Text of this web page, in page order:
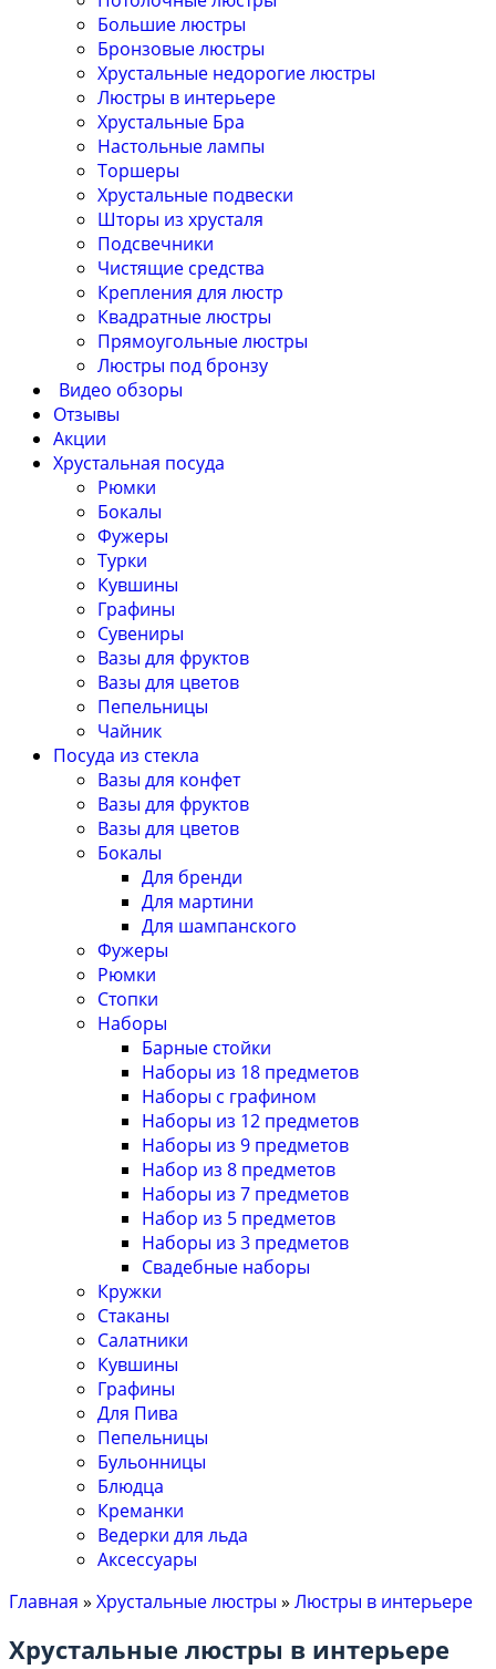
Большие люстры
Бронзовые люстры
Хрустальные недорогие люстры
Люстры в интерьере
Хрустальные Бра
Настольные лампы
Торшеры
Хрустальные подвески
Шторы из хрусталя
Подсвечники
Чистящие средства
Крепления для люстр
Квадратные люстры
Прямоугольные люстры
Люстры под бронзу
Видео обзоры
Отзывы
Акции
Хрустальная посуда
Рюмки
Бокалы
Фужеры
Турки
Кувшины
Графины
Сувениры
Вазы для фруктов
Вазы для цветов
Пепельницы
Чайник
Посуда из стекла
Вазы для конфет
Вазы для фруктов
Вазы для цветов
Бокалы
Для бренди
Для мартини
Для шампанского
Фужеры
Рюмки
Стопки
Наборы
Барные стойки
Наборы из 18 предметов
Наборы с графином
Наборы из 12 предметов
Наборы из 9 предметов
Набор из 8 предметов
Наборы из 7 предметов
Набор из 5 предметов
Наборы из 3 предметов
Свадебные наборы
Кружки
Стаканы
Салатники
Кувшины
Графины
Для Пива
Пепельницы
Бульонницы
Блюдца
Креманки
Ведерки для льда
Аксессуары
Главная » Хрустальные люстры » Люстры в интерьере
Хрустальные люстры в интерьере